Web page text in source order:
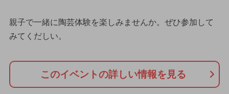
親子で一緒に陶芸体験を楽しみませんか。ぜひ参加して
みてくだしい。
このイベントの詳しい情報を見る